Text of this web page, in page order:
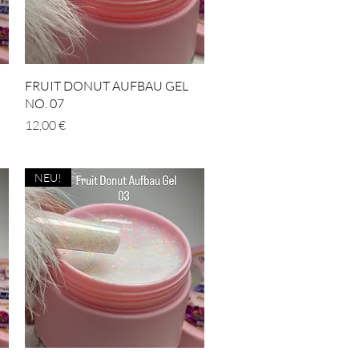
Schnellansicht
FRUIT DONUT AUFBAU GEL
NO. 07
Preis
12,00 €
NEU!